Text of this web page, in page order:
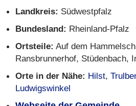
Landkreis: Südwestpfalz
Bundesland: Rheinland-Pfalz
Ortsteile: Auf dem
Ransbrunnerhof, Stüdenbach,
Orte in der Nähe: Hilst,
Ludwigswinkel